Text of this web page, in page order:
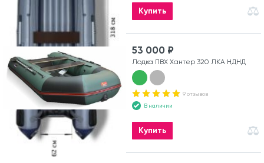
Купить
53 000 ₽
Лодка ПВХ Хантер 320 ЛКА НДНД
9 отзывов
В наличии
Купить